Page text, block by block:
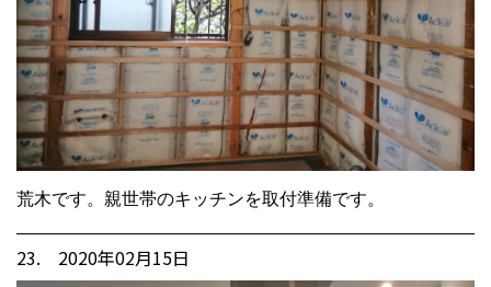
荒木です。親世帯のキッチンを取付準備です。
23. 2020年02月15日